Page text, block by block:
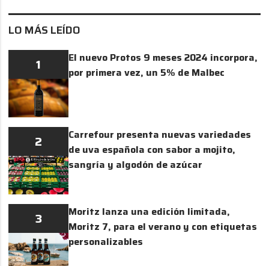
LO MÁS LEÍDO
1
El nuevo Protos 9 meses 2024 incorpora,
por primera vez, un 5% de Malbec
2
Carrefour presenta nuevas variedades
de uva española con sabor a mojito,
sangría y algodón de azúcar
3
Moritz lanza una edición limitada,
Moritz 7, para el verano y con etiquetas
personalizables